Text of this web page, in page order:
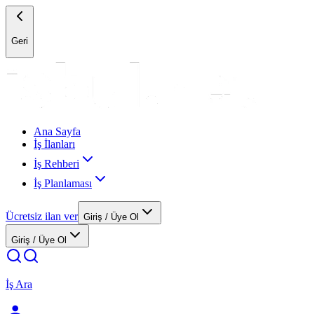
Geri
Ana Sayfa
İş İlanları
İş Rehberi
İş Planlaması
Ücretsiz ilan ver Giriş / Üye Ol
Giriş / Üye Ol
İş Ara